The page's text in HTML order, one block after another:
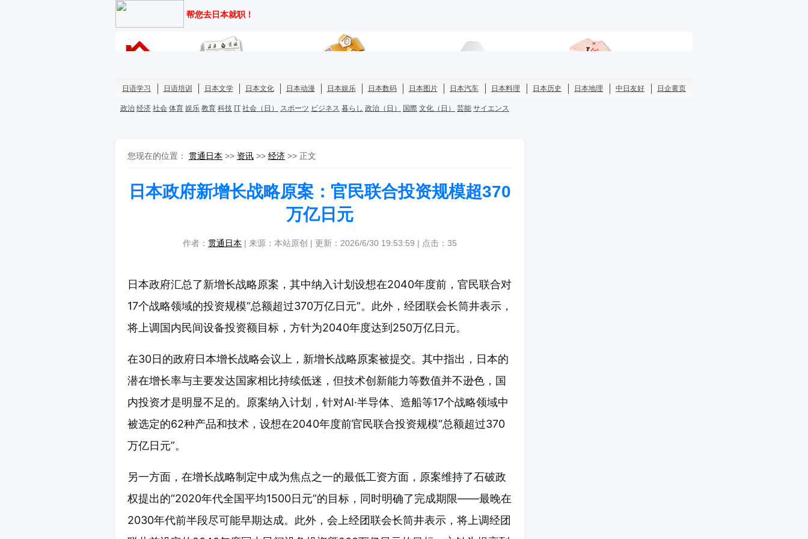
您现在的位置： 贯通日本 >> 资讯 >> 经济 >> 正文
日本政府新增长战略原案：官民联合投资规模超370
万亿日元
作者： 贯通日本 | 来源：本站原创 | 更新：2026/6/30 19:53:59 | 点击： 35
日本政府汇总了新增长战略原案，其中纳入计划设想在2040年度前，官民联合对
17个战略领域的投资规模“总额超过370万亿日元”。此外，经团联会长筒井表示，
将上调国内民间设备投资额目标，方针为2040年度达到250万亿日元。
在30日的政府日本增长战略会议上，新增长战略原案被提交。其中指出，日本的
潜在增长率与主要发达国家相比持续低迷，但技术创新能力等数值并不逊色，国
内投资才是明显不足的。原案纳入计划，针对AI·半导体、造船等17个战略领域中
被选定的62种产品和技术，设想在2040年度前官民联合投资规模“总额超过370
万亿日元”。
另一方面，在增长战略制定中成为焦点之一的最低工资方面，原案维持了石破政
权提出的“2020年代全国平均1500日元”的目标，同时明确了完成期限——最晚在
2030年代前半段尽可能早期达成。此外，会上经团联会长筒井表示，将上调经团